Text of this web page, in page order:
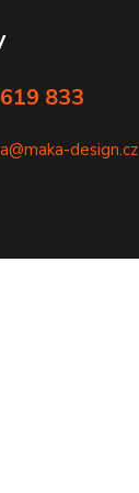
833
design.cz